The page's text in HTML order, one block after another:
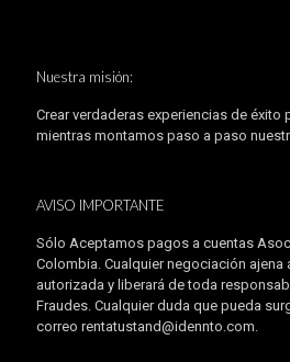
Nuestra misión:
Crear verdaderas experiencias de éxito
mientras montamos paso a paso
AVISO IMPORTANTE
Sólo Aceptamos pagos a cuentas
Colombia. Cualquier negociación ajena
autorizada y liberará de toda
Fraudes. Cualquier duda que pueda
correo rentatustand@idennto.com.